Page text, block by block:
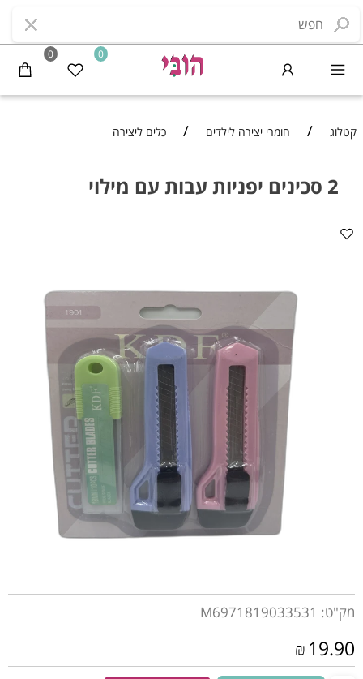
0 0
קטלוג / חומרי יצירה לילדים / כלים ליצירה
2 סכינים יפניות עבות עם מילוי
מק"ט: M6971819033531
₪ 19.90